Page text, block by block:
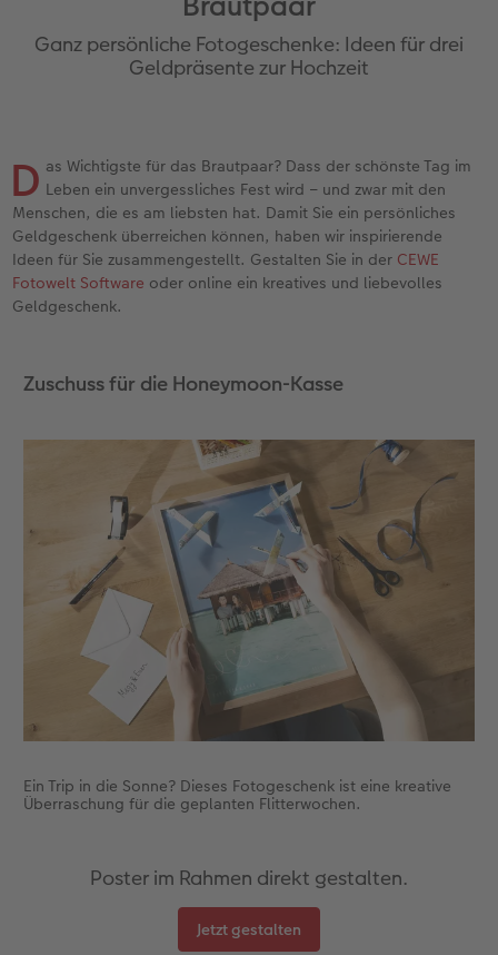
Jahrbuch gestalten
CEWE FOTOBUCH Kids
Schuber
Designvorlagen
Foto-Kochbuch
Webinare & VHS
CEWE Forum
CEWE myPhotos
Gestaltungsideen
Anleitungen & Hilfe
Neuheiten
Bilderboxen
Premium Poster
Fotosticker
Fotosets
Sofortfotos
Scan-Service
Sofortsticker
Analog Services
CEWE myPhotos
Neuheiten
Extras
Fotocollage
Photo Streetmap Poster
Alu-Dibond
Foto auf Holz
Hartschaum
hexxas
Willkommensschild
Wandgestaltung
Mehrteiler
im Wunschformat
Materialmuster-Set
Neuheiten
Dankeskarten Kommunion
Dankeskarten
Weitere Anlässe
Papierqualitäten
Klappkarten
Postkarten
Karte mit Einsteckfoto
Einzelkarten
Digitale Grußkarte
CEWE myPhotos
Neuheiten
Textilien
Schule & Büro
Art Prints
Handyhüllen
Faber-Castell
Haustierwelt
Geschenkideen
Kundenbeispiele
CEWE Geschenkgutschein
CEWE myPhotos
Neuheiten
Wandkalender mit Design
NEU: Wandkalender Fineline
Neuheiten
Extras
CEWE myPhotos
Max Case
Smartflip
Cardholder
CEWE myPhotos
Neuheiten
nachhaltiger Schenken
Danke sagen
Geburtstagsgeschenke
Kundenbeispiele
Neuheiten
Liebe schenken
Fototipps
Anleitungen und Hilfe
Hochzeit
Baby
Geburtstag
Fotowettbewerbe
Faszination Fotografie
CEWE Community
Neuheiten
Ganz persönliche Fotogeschenke: Ideen für drei
Geldpräsente zur Hochzeit
D as Wichtigste für das Brautpaar? Dass der schönste Tag im
Leben ein unvergessliches Fest wird – und zwar mit den
Menschen, die es am liebsten hat. Damit Sie ein persönliches
Geldgeschenk überreichen können, haben wir inspirierende
Ideen für Sie zusammengestellt. Gestalten Sie in der CEWE
Fotowelt Software oder online ein kreatives und liebevolles
Geldgeschenk.
Zuschuss für die Honeymoon-Kasse
Ein Trip in die Sonne? Dieses Fotogeschenk ist eine kreative
Überraschung für die geplanten Flitterwochen.
Poster im Rahmen direkt gestalten.
Jetzt gestalten